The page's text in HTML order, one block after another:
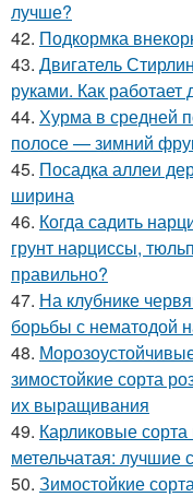
лучше?
42. Подкормка
43. Двигатель
руками. Как работает
44. Хурма в средней
полосе — зимний
45. Посадка аллеи
ширина
46. Когда садить
грунт нарциссы,
правильно?
47. На клубнике
борьбы с нематодой
48.
зимостойкие сорта
их выращивания
49. Карликовые сорта
метельчатая: лучшие
50. Зимостойкие